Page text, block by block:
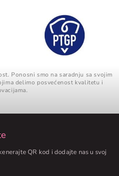
Ponosni smo na saradnju sa svojim
delimo posvećenost kvalitetu i
QR kod i dodajte nas u svoj